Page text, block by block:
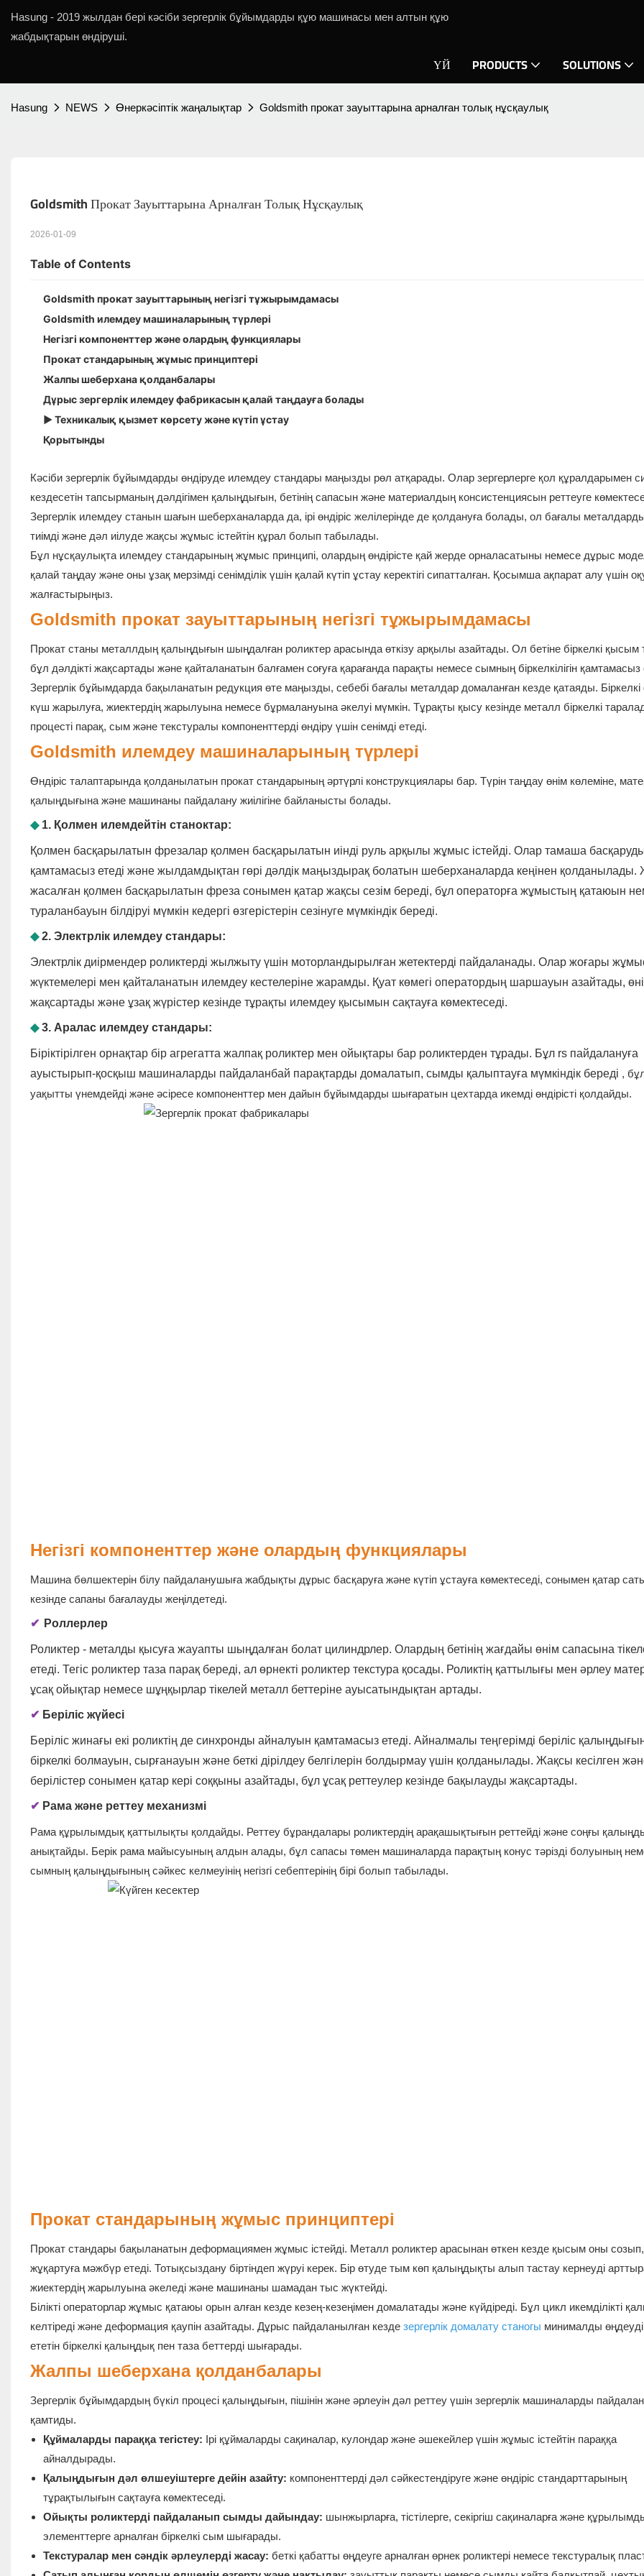
Hasung - 2019 жылдан бері кәсіби зергерлік бұйымдарды құю машинасы мен алтын құю
жабдықтарын өндіруші.
ҮЙ PRODUCTS SOLUTIONS
Hasung NEWS Өнеркәсіптік жаңалықтар Goldsmith прокат зауыттарына арналған толық нұсқаулық
Goldsmith Прокат Зауыттарына Арналған Толық Нұсқаулық
2026-01-09
Table of Contents
Goldsmith прокат зауыттарының негізгі тұжырымдамасы
Goldsmith илемдеу машиналарының түрлері
Негізгі компоненттер және олардың функциялары
Прокат стандарының жұмыс принциптері
Жалпы шеберхана қолданбалары
Дұрыс зергерлік илемдеу фабрикасын қалай таңдауға болады
▶ Техникалық қызмет көрсету және күтіп ұстау
Қорытынды
Кәсіби зергерлік бұйымдарды өндіруде илемдеу стандары маңызды рөл атқарады. Олар зергерлерге қол құралдарымен
кездесетін тапсырманың дәлдігімен қалыңдығын, бетінің сапасын және материалдың консистенциясын реттеуге
Зергерлік илемдеу станын шағын шеберханаларда да, ірі өндіріс желілерінде де қолдануға болады, ол бағалы
тиімді және дәл иілуде жақсы жұмыс істейтін құрал болып табылады.
Бұл нұсқаулықта илемдеу стандарының жұмыс принципі, олардың өндірісте қай жерде орналасатыны немесе дұрыс
қалай таңдау және оны ұзақ мерзімді сенімділік үшін қалай күтіп ұстау керектігі сипатталған. Қосымша ақпарат алу үшін
жалғастырыңыз.
Goldsmith прокат зауыттарының негізгі тұжырымдамасы
Прокат станы металлдың қалыңдығын шыңдалған роликтер арасында өткізу арқылы азайтады. Ол бетіне біркелкі қысым
бұл дәлдікті жақсартады және қайталанатын балғамен соғуға қарағанда парақты немесе сымның біркелкілігін қамтамасыз
Зергерлік бұйымдарда бақыланатын редукция өте маңызды, себебі бағалы металдар домаланған кезде қатаяды. Біркелкі
күш жарылуға, жиектердің жарылуына немесе бұрмалануына әкелуі мүмкін. Тұрақты қысу кезінде металл біркелкі
процесті парақ, сым және текстуралы компоненттерді өндіру үшін сенімді етеді.
Goldsmith илемдеу машиналарының түрлері
Өндіріс талаптарында қолданылатын прокат стандарының әртүрлі конструкциялары бар. Түрін таңдау өнім көлеміне,
қалыңдығына және машинаны пайдалану жиілігіне байланысты болады.
◆1. Қолмен илемдейтін станоктар:
Қолмен басқарылатын фрезалар қолмен басқарылатын иінді руль арқылы жұмыс істейді. Олар тамаша
қамтамасыз етеді және жылдамдықтан гөрі дәлдік маңыздырақ болатын шеберханаларда кеңінен қолданылады.
жасалған қолмен басқарылатын фреза сонымен қатар жақсы сезім береді, бұл операторға жұмыстың қатаюын
тураланбауын білдіруі мүмкін кедергі өзгерістерін сезінуге мүмкіндік береді.
◆2. Электрлік илемдеу стандары:
Электрлік диірмендер роликтерді жылжыту үшін моторландырылған жетектерді пайдаланады. Олар жоғары
жүктемелері мен қайталанатын илемдеу кестелеріне жарамды. Қуат көмегі оператордың шаршауын азайтады,
жақсартады және ұзақ жүрістер кезінде тұрақты илемдеу қысымын сақтауға көмектеседі.
◆3. Аралас илемдеу стандары:
Біріктірілген орнақтар бір агрегатта жалпақ роликтер мен ойықтары бар роликтерден тұрады. Бұл rs пайдалануға
ауыстырып-қосқыш машиналарды пайдаланбай парақтарды домалатып, сымды қалыптауға мүмкіндік береді ,
уақытты үнемдейді және әсіресе компоненттер мен дайын бұйымдарды шығаратын цехтарда икемді өндірісті қолдайды.
Негізгі компоненттер және олардың функциялары
Машина бөлшектерін білу пайдаланушыға жабдықты дұрыс басқаруға және күтіп ұстауға көмектеседі, сонымен қатар
кезінде сапаны бағалауды жеңілдетеді.
✔ Роллерлер
Роликтер - металды қысуға жауапты шыңдалған болат цилиндрлер. Олардың бетінің жағдайы өнім сапасына
етеді. Тегіс роликтер таза парақ береді, ал өрнекті роликтер текстура қосады. Роликтің қаттылығы мен әрлеу
ұсақ ойықтар немесе шұңқырлар тікелей металл беттеріне ауысатындықтан артады.
✔ Беріліс жүйесі
Беріліс жинағы екі роликтің де синхронды айналуын қамтамасыз етеді. Айналмалы теңгерімді беріліс
біркелкі болмауын, сырғанауын және беткі дірілдеу белгілерін болдырмау үшін қолданылады. Жақсы кесілген
берілістер сонымен қатар кері соққыны азайтады, бұл ұсақ реттеулер кезінде бақылауды жақсартады.
✔ Рама және реттеу механизмі
Рама құрылымдық қаттылықты қолдайды. Реттеу бұрандалары роликтердің арақашықтығын реттейді және соңғы
анықтайды. Берік рама майысуының алдын алады, бұл сапасы төмен машиналарда парақтың конус тәрізді болуының
сымның қалыңдығының сәйкес келмеуінің негізгі себептерінің бірі болып табылады.
Прокат стандарының жұмыс принциптері
Прокат стандары бақыланатын деформациямен жұмыс істейді. Металл роликтер арасынан өткен кезде қысым оны созып,
жұқартуға мәжбүр етеді. Тотықсыздану біртіндеп жүруі керек. Бір өтуде тым көп қалыңдықты алып тастау кернеуді
жиектердің жарылуына әкеледі және машинаны шамадан тыс жүктейді.
Білікті операторлар жұмыс қатаюы орын алған кезде кезең-кезеңімен домалатады және күйдіреді. Бұл цикл икемділікті
келтіреді және деформация қаупін азайтады. Дұрыс пайдаланылған кезде зергерлік домалату станогы минималды
ететін біркелкі қалыңдық пен таза беттерді шығарады.
Жалпы шеберхана қолданбалары
Зергерлік бұйымдардың бүкіл процесі қалыңдығын, пішінін және әрлеуін дәл реттеу үшін зергерлік машиналарды
қамтиды.
Құймаларды параққа тегістеу: Ірі құймаларды сақиналар, кулондар және әшекейлер үшін жұмыс істейтін параққа
айналдырады.
Қалыңдығын дәл өлшеуіштерге дейін азайту: компоненттерді дәл сәйкестендіруге және өндіріс стандарттарының
тұрақтылығын сақтауға көмектеседі.
Ойықты роликтерді пайдаланып сымды дайындау: шынжырларға, тістілерге, секіргіш сақиналарға және
элементтерге арналған біркелкі сым шығарады.
Текстуралар мен сәндік әрлеулерді жасау: беткі қабатты өңдеуге арналған өрнек роликтері немесе текстуралық